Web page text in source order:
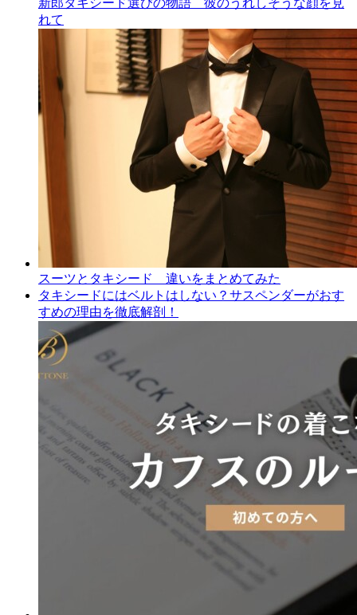
れて
スーツとタキシード 違いをまとめてみた
タキシードにはベルトはしない？サスペンダーがおす
すめの理由を徹底解剖！